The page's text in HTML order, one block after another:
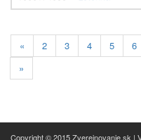
« 2 3 4 5 6
»
Copyright © 2015 Zverejnovanie.sk |